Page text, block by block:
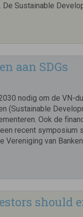
Sustainable
aan SDGs
nodig om de VN-
(Sustainable
Ook de
recent symposium
Vereniging van Banken
should